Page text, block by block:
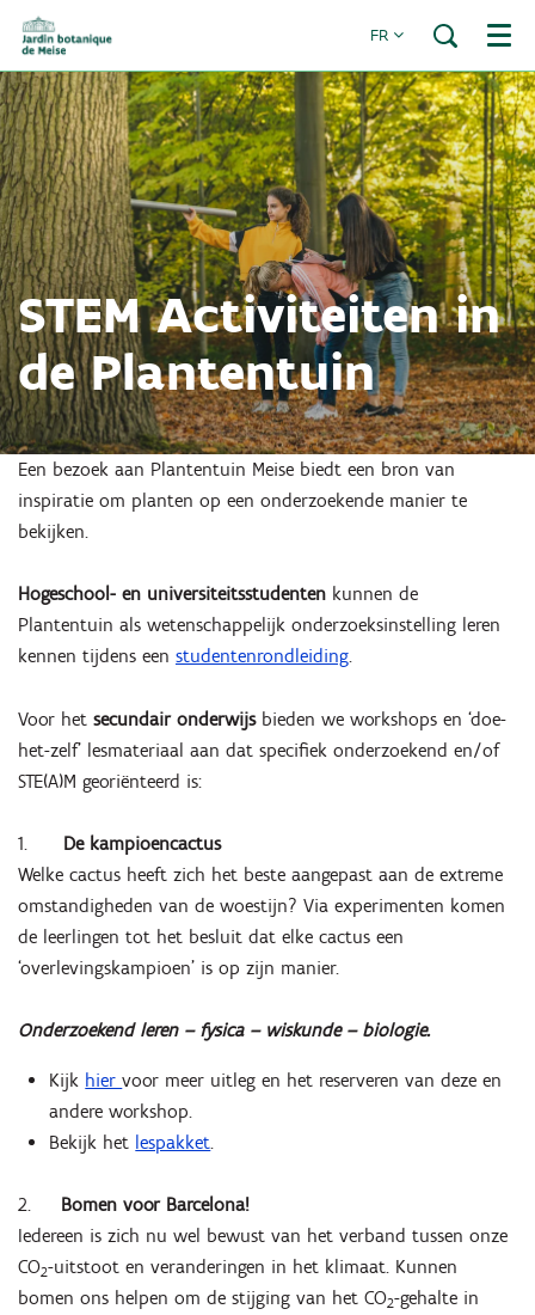
FR Menu
STEM Activiteiten in
de Plantentuin
Een bezoek aan Plantentuin Meise biedt een bron van
inspiratie om planten op een onderzoekende manier te
bekijken.
Hogeschool- en universiteitsstudenten kunnen de
Plantentuin als wetenschappelijk onderzoeksinstelling leren
kennen tijdens een studentenrondleiding.
Voor het secundair onderwijs bieden we workshops en ‘doe-
het-zelf’ lesmateriaal aan dat specifiek onderzoekend en/of
STE(A)M georiënteerd is:
1. De kampioencactus
Welke cactus heeft zich het beste aangepast aan de extreme
omstandigheden van de woestijn? Via experimenten komen
de leerlingen tot het besluit dat elke cactus een
‘overlevingskampioen’ is op zijn manier.
Onderzoekend leren – fysica – wiskunde – biologie.
Kijk hiervoor meer uitleg en het reserveren van deze en
andere workshop.
Bekijk het lespakket
2. Bomen voor Barcelona!
Iedereen is zich nu wel bewust van het verband tussen onze
CO2-uitstoot en veranderingen in het klimaat. Kunnen
bomen ons helpen om de stijging van het CO2-gehalte in